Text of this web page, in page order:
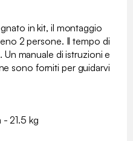
in kit, il montaggio
2 persone. Il tempo di
manuale di istruzioni e
sono forniti per guidarvi
- 21.5 kg